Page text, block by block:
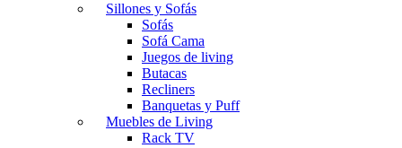
Sillones y Sofás
Sofás
Sofá Cama
Juegos de living
Butacas
Recliners
Banquetas y Puff
Muebles de Living
Rack TV